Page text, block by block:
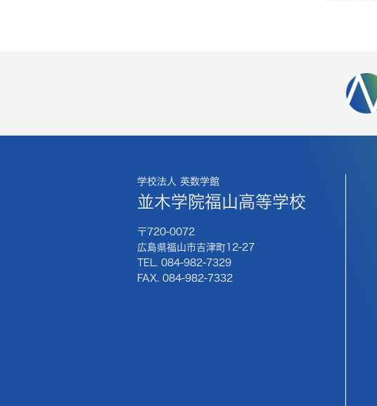
学校法人 英数学館
並木学院福山高等学校
〒720-0072
広島県福山市吉津町12-27
TEL. 084-982-7329
FAX. 084-982-7332